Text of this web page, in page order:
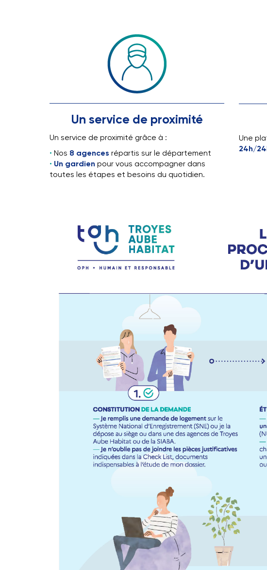
Un service de proximité
Un service de proximité grâce à :
Nos 8 agences répartis sur le département
Un gardien pour vous accompagner dans
toutes les étapes et besoins du quotidien.
Une
24h/